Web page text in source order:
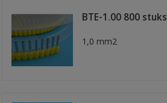
BTE-1.00 800 stuks
1,0 mm2